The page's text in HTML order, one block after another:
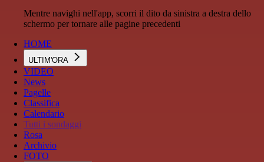
Mentre navighi nell'app, scorri il dito da sinistra a destra dello
schermo per tornare alle pagine precedenti
HOME
ULTIM'ORA
VIDEO
News
Pagelle
Classifica
Calendario
Tutti i sondaggi
Rosa
Archivio
FOTO